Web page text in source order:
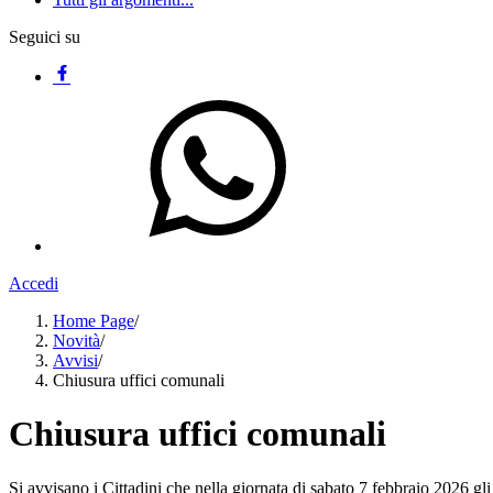
Seguici su
Accedi
Home Page/
Novità/
Avvisi/
Chiusura uffici comunali
Chiusura uffici comunali
Si avvisano i Cittadini che nella giornata di sabato 7 febbraio 2026